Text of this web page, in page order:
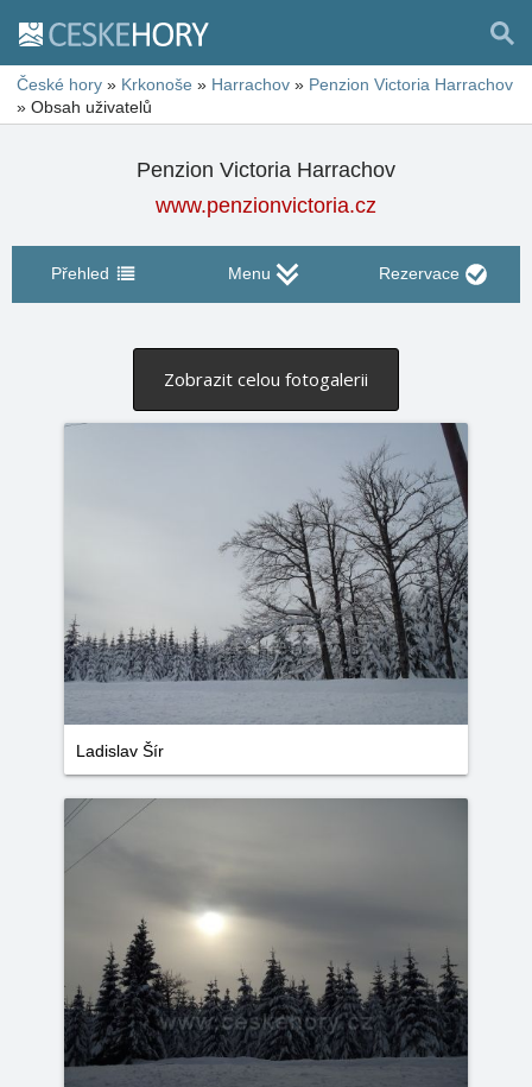
České hory » Krkonoše » Harrachov » Penzion Victoria Harrachov
» Obsah uživatelů
Penzion Victoria Harrachov
www.penzionvictoria.cz
Přehled Menu Rezervace
Zobrazit celou fotogalerii
Ladislav Šír